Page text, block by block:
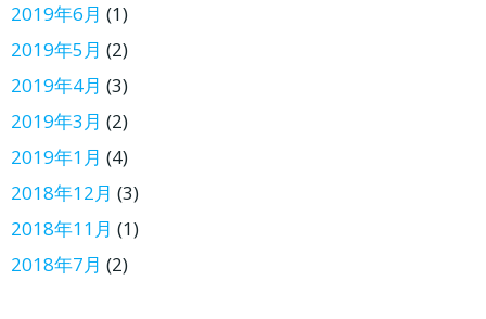
2019年6月 (1)
2019年5月 (2)
2019年4月 (3)
2019年3月 (2)
2019年1月 (4)
2018年12月 (3)
2018年11月 (1)
2018年7月 (2)